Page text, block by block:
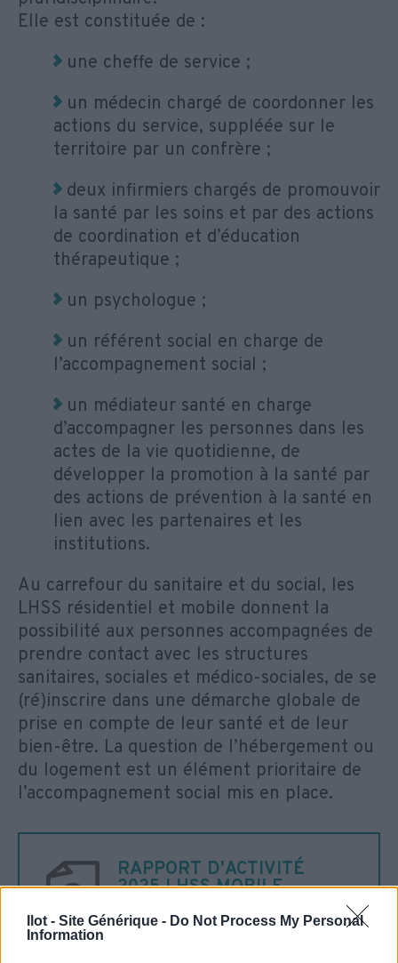
Ilot - Site Générique - Do Not Process My Personal
Information
Elle est constituée de :
une cheffe de service ;
un médecin chargé de coordonner les
actions du service, suppléée sur le
territoire par un confrère ;
deux infirmiers chargés de promouvoir
la santé par les soins et par des actions
de coordination et d’éducation
thérapeutique ;
un psychologue ;
un référent social en charge de
l’accompagnement social ;
un médiateur santé en charge
d’accompagner les personnes dans les
actes de la vie quotidienne, de
développer la promotion à la santé par
des actions de prévention à la santé en
lien avec les partenaires et les
institutions.
Au carrefour du sanitaire et du social, les
LHSS résidentiel et mobile donnent la
possibilité aux personnes accompagnées de
prendre contact avec les structures
sanitaires, sociales et médico-sociales, de se
(ré)inscrire dans une démarche globale de
prise en compte de leur santé et de leur
bien-être. La question de l’hébergement ou
du logement est un élément prioritaire de
l’accompagnement social mis en place.
RAPPORT D'ACTIVITÉ
2025 LHSS MOBILE